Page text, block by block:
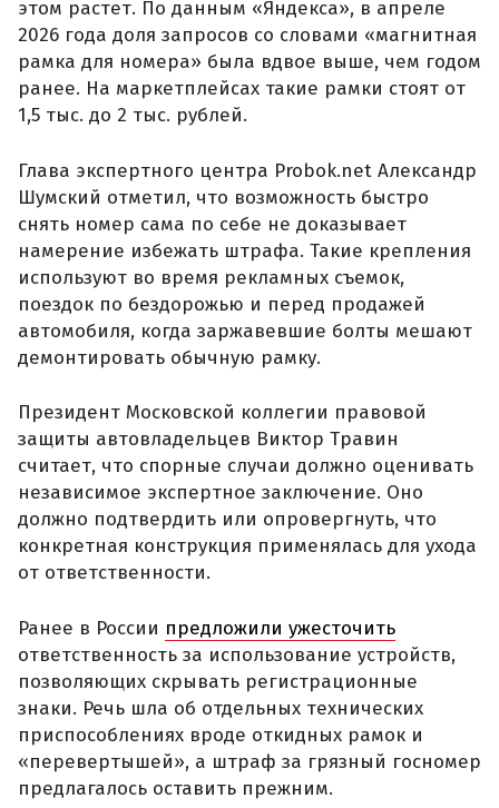
этом растет. По данным «Яндекса», в апреле
2026 года доля запросов со словами «магнитная
рамка для номера» была вдвое выше, чем годом
ранее. На маркетплейсах такие рамки стоят от
1,5 тыс. до 2 тыс. рублей.
Глава экспертного центра Probok.net Александр
Шумский отметил, что возможность быстро
снять номер сама по себе не доказывает
намерение избежать штрафа. Такие крепления
используют во время рекламных съемок,
поездок по бездорожью и перед продажей
автомобиля, когда заржавевшие болты мешают
демонтировать обычную рамку.
Президент Московской коллегии правовой
защиты автовладельцев Виктор Травин
считает, что спорные случаи должно оценивать
независимое экспертное заключение. Оно
должно подтвердить или опровергнуть, что
конкретная конструкция применялась для ухода
от ответственности.
Ранее в России предложили ужесточить
ответственность за использование устройств,
позволяющих скрывать регистрационные
знаки. Речь шла об отдельных технических
приспособлениях вроде откидных рамок и
«перевертышей», а штраф за грязный госномер
предлагалось оставить прежним.